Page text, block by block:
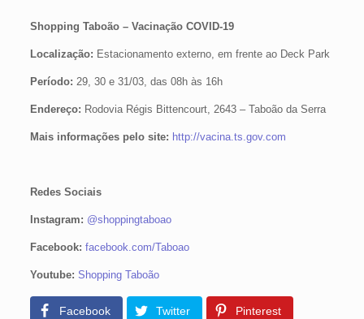
Shopping Taboão – Vacinação COVID-19
Localização: Estacionamento externo, em frente ao Deck Park
Período: 29, 30 e 31/03, das 08h às 16h
Endereço: Rodovia Régis Bittencourt, 2643 – Taboão da Serra
Mais informações pelo site: http://vacina.ts.gov.com
Redes Sociais
Instagram: @shoppingtaboao
Facebook: facebook.com/Taboao
Youtube: Shopping Taboão
Facebook Twitter Pinterest